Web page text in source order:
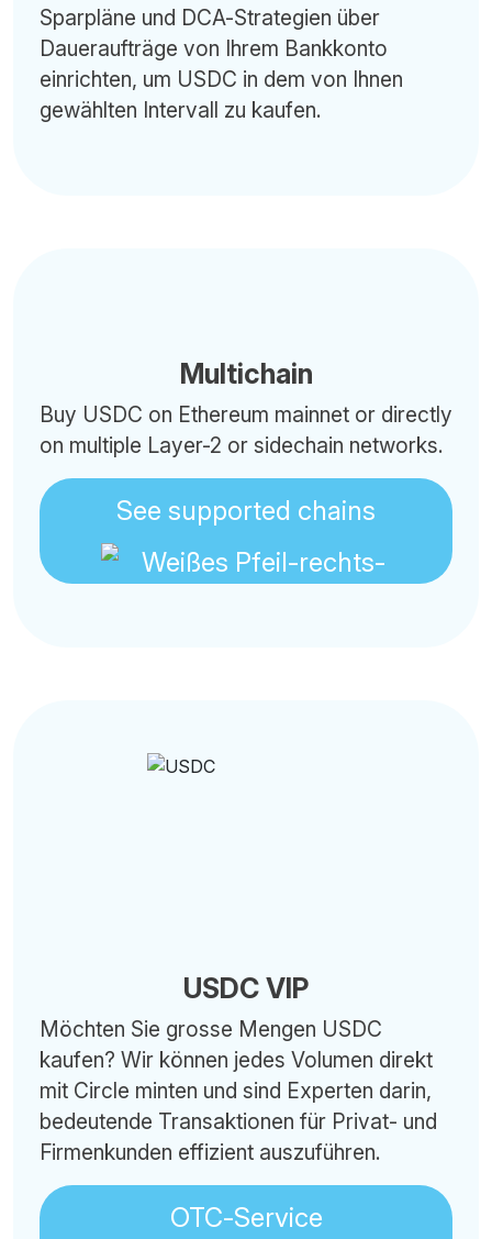
Sparpläne und DCA-Strategien über
Daueraufträge von Ihrem Bankkonto
einrichten, um USDC in dem von Ihnen
gewählten Intervall zu kaufen.
Multichain
Buy USDC on Ethereum mainnet or directly
on multiple Layer-2 or sidechain networks.
See supported chains
USDC VIP
Möchten Sie grosse Mengen USDC
kaufen? Wir können jedes Volumen direkt
mit Circle minten und sind Experten darin,
bedeutende Transaktionen für Privat- und
Firmenkunden effizient auszuführen.
OTC-Service